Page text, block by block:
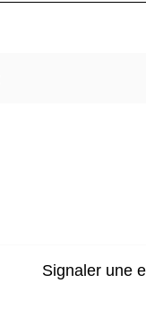
Signaler une